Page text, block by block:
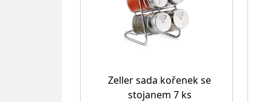
Zeller sada kořenek se
stojanem 7 ks